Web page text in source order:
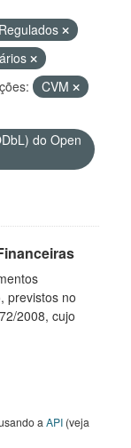
CVM
do Open
previstos no
2008, cujo
a API (veja